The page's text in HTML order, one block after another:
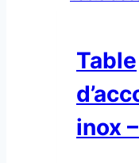
Table
inox